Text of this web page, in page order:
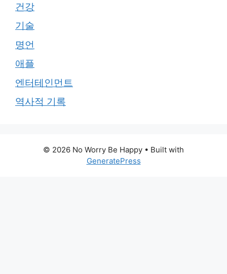
건강
기술
명언
애플
엔터테인먼트
역사적 기록
© 2026 No Worry Be Happy • Built with
GeneratePress